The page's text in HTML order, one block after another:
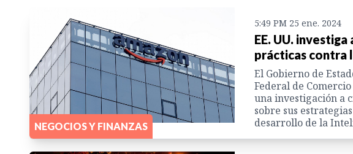
NEGOCIOS Y FINANZAS
5:49 PM 25 ene. 2024
EE. UU.
prácticas contra
El Gobierno de
Federal de
una investigación a
sobre sus
desarrollo de la